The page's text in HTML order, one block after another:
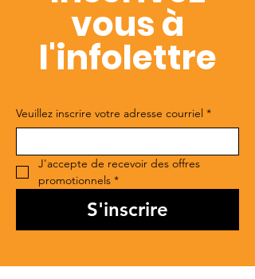
vous à
l'infolettre
Veuillez inscrire votre adresse courriel *
J'accepte de recevoir des offres
promotionnels *
S'inscrire